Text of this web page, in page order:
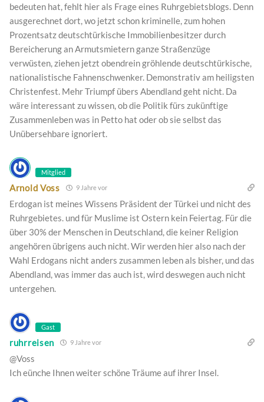
bedeuten hat, fehlt hier als Frage eines Ruhrgebietsblogs. Denn
ausgerechnet dort, wo jetzt schon kriminelle, zum hohen
Prozentsatz deutschtürkische Immobilienbesitzer durch
Bereicherung an Armutsmietern ganze Straßenzüge
verwüsten, ziehen jetzt obendrein gröhlende deutschtürkische,
nationalistische Fahnenschwenker. Demonstrativ am heiligsten
Christenfest. Mehr Triumpf übers Abendland geht nicht. Da
wäre interessant zu wissen, ob die Politik fürs zukünftige
Zusammenleben was in Petto hat oder ob sie selbst das
Unübersehbare ignoriert.
Mitglied
Arnold Voss 9 Jahre vor
Erdogan ist meines Wissens Präsident der Türkei und nicht des
Ruhrgebietes. und für Muslime ist Ostern kein Feiertag. Für die
über 30% der Menschen in Deutschland, die keiner Religion
angehören übrigens auch nicht. Wir werden hier also nach der
Wahl Erdogans nicht anders zusammen leben als bisher, und das
Abendland, was immer das auch ist, wird deswegen auch nicht
untergehen.
Gast
ruhrreisen 9 Jahre vor
@Voss
Ich eünche Ihnen weiter schöne Träume auf ihrer Insel.